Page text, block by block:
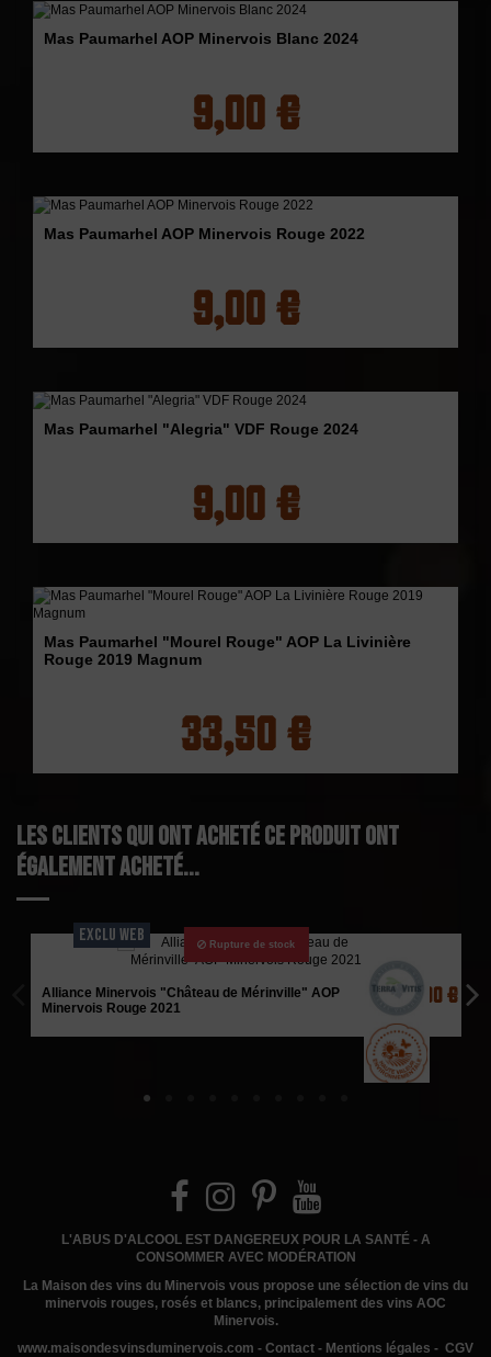
Mas Paumarhel AOP Minervois Blanc 2024
9,00 €
Mas Paumarhel AOP Minervois Rouge 2022
9,00 €
Mas Paumarhel "Alegria" VDF Rouge 2024
9,00 €
Mas Paumarhel "Mourel Rouge" AOP La Livinière
Rouge 2019 Magnum
33,50 €
Les clients qui ont acheté ce produit ont
également acheté...
EXCLU WEB Rupture de stock
Alliance Minervois "Château de Mérinville" AOP
Minervois Rouge 2021
9,00 €
L'ABUS D'ALCOOL EST DANGEREUX POUR LA SANTÉ - A
CONSOMMER AVEC MODÉRATION
La Maison des vins du Minervois vous propose une sélection de vins du
minervois rouges, rosés et blancs, principalement des vins AOC
Minervois.
www.maisondesvinsduminervois.com - Contact - Mentions légales - CGV